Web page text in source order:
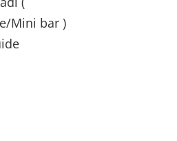
Mini bar )